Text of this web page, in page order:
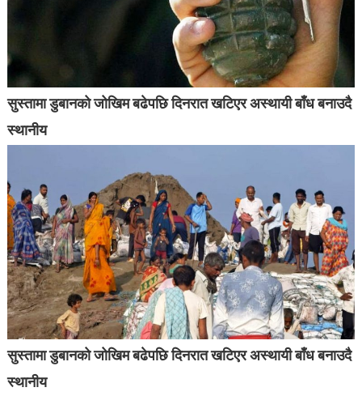
सुस्तामा डुबानको जोखिम बढेपछि दिनरात खटिएर अस्थायी बाँध बनाउदै
स्थानीय
सुस्तामा डुबानको जोखिम बढेपछि दिनरात खटिएर अस्थायी बाँध बनाउदै
स्थानीय